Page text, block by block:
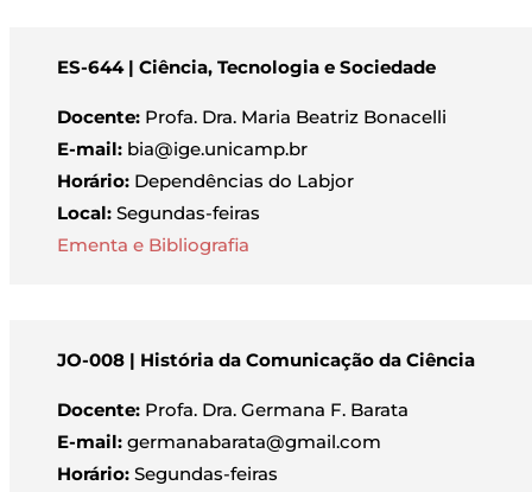
ES-644 | Ciência, Tecnologia e Sociedade
Docente: Profa. Dra. Maria Beatriz Bonacelli
E-mail: bia@ige.unicamp.br
Horário: Dependências do Labjor
Local: Segundas-feiras
Ementa e Bibliografia
JO-008 | História da Comunicação da Ciência
Docente: Profa. Dra. Germana F. Barata
E-mail: germanabarata@gmail.com
Horário: Segundas-feiras